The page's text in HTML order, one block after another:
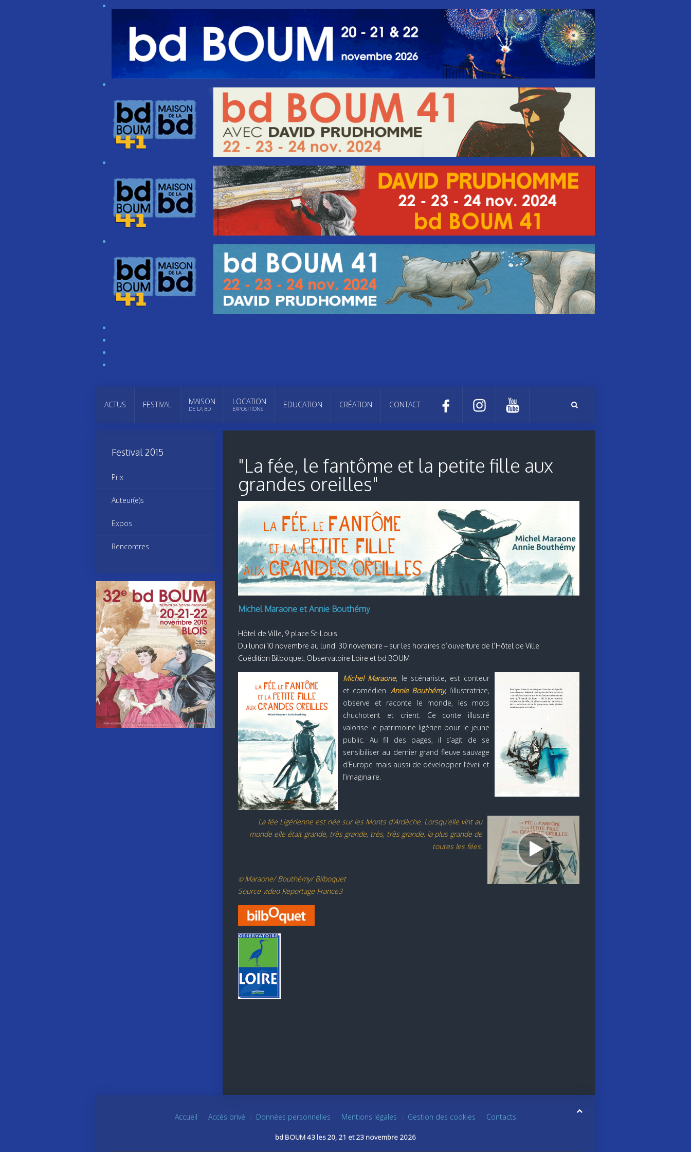
ACTUS FESTIVAL MAISON
DE LA BD
LOCATION
EXPOSITIONS EDUCATION CRÉATION CONTACT
"La fée, le fantôme et la petite fille aux
grandes oreilles"
Michel Maraone et Annie Bouthémy
Hôtel de Ville, 9 place St-Louis
Du lundi 10 novembre au lundi 30 novembre – sur les horaires d’ouverture de l’Hôtel de Ville
Coédition Bilboquet, Observatoire Loire et bd BOUM
Michel Maraone, le scénariste, est conteur
et comédien.Annie Bouthémy, l’illustratrice,
observe et raconte le monde, les mots
chuchotent et crient. Ce conte illustré
valorise le patrimoine ligérien pour le jeune
public. Au fil des pages, il s’agit de se
sensibiliser au dernier grand fleuve sauvage
d’Europe mais aussi de développer l’éveil et
l’imaginaire.
La fée Ligérienne est née sur les Monts d'Ardèche. Lorsqu'elle vint au
monde elle était grande, très grande, très, très grande, la plus grande de
toutes les fées.
©Maraone/ Bouthémy/ Bilboquet
Source video Reportage France3
Festival 2015
Prix
Auteur(e)s
Expos
Rencontres
Accueil Accès privé Données personnelles Mentions légales Gestion des cookies Contacts
bd BOUM 43 les 20, 21 et 23 novembre 2026